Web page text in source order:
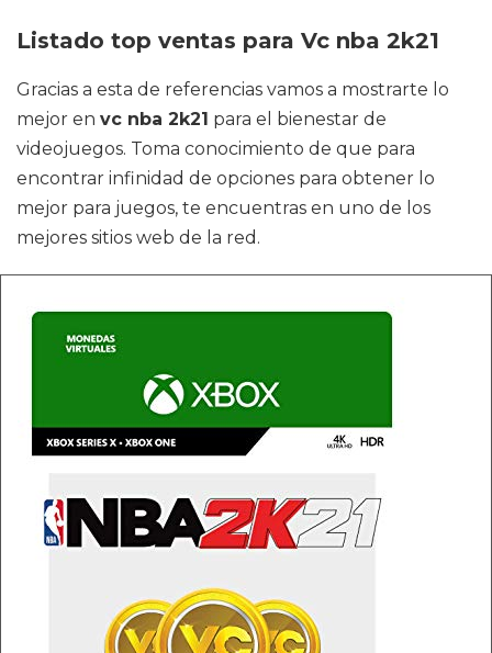
Listado top ventas para Vc nba 2k21
Gracias a esta de referencias vamos a mostrarte lo
mejor en vc nba 2k21 para el bienestar de
videojuegos. Toma conocimiento de que para
encontrar infinidad de opciones para obtener lo
mejor para juegos, te encuentras en uno de los
mejores sitios web de la red.